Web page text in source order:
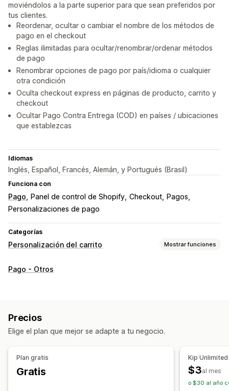
moviéndolos a la parte superior para que sean preferidos por
tus clientes.
Reordenar, ocultar o cambiar el nombre de los métodos de
pago en el checkout
Reglas ilimitadas para ocultar/renombrar/ordenar métodos
de pago
Renombrar opciones de pago por país/idioma o cualquier
otra condición
Oculta checkout express en páginas de producto, carrito y
checkout
Ocultar Pago Contra Entrega (COD) en países / ubicaciones
que establezcas
Idiomas
Inglés, Español, Francés, Alemán, y Portugués (Brasil)
Funciona con
Pago Panel de control de Shopify Checkout
Pagos
Personalizaciones de pago
Categorías
Personalización del carrito Mostrar funciones
Visualización de carrito
Cargos adicionales
Personalización de pago
Pago - Otros
Precios
Elige el plan que mejor se adapte a tu negocio.
Plan gratis
Gratis
Kip Unlimited
$3al mes
o $30 al año